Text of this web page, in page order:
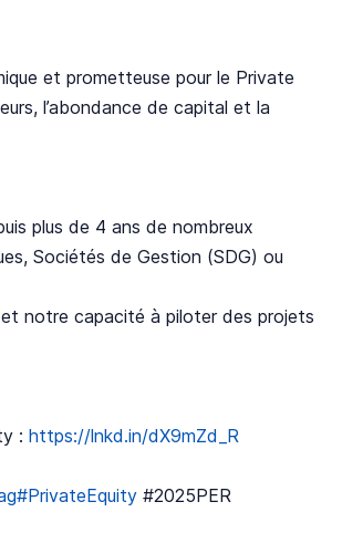
et prometteuse pour le Private
l’abondance de capital et la
plus de 4 ans de nombreux
Sociétés de Gestion (SDG) ou
notre capacité à piloter des projets
: https://lnkd.in/dX9mZd_R
#2025PER